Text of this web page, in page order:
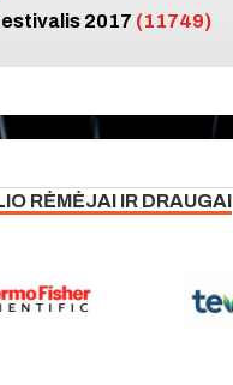
2017 (11749)
RĖMĖJAI IR DRAUGAI